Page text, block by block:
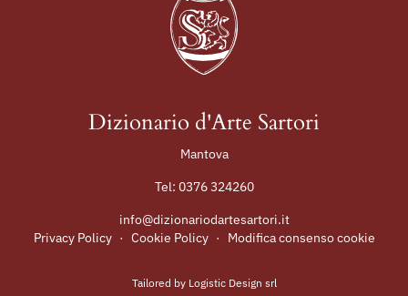
Dizionario d'Arte Sartori
Mantova
Tel: 0376 324260
info@dizionariodartesartori.it
Privacy Policy · Cookie Policy · Modifica consenso cookie
Tailored by Logistic Design srl